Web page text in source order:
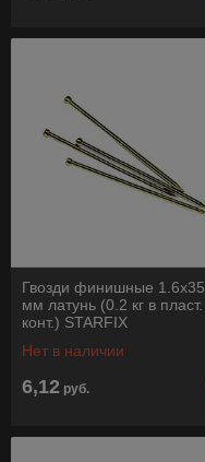
Гвозди финишные 1.6х35
мм латунь (0.2 кг в пласт.
конт.) STARFIX
Нет в наличии
6,12 руб.